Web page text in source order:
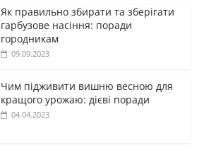
Як правильно збирати та зберігати
гарбузове насіння: поради
городникам
09.09.2023
Чим підживити вишню весною для
кращого урожаю: дієві поради
04.04.2023